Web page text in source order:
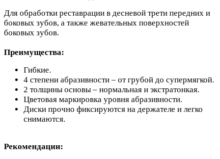
Для обработки реставрации в десневой трети передних и
боковых зубов, а также жевательных поверхностей
боковых зубов.
Преимущества:
Гибкие.
4 степени абразивности – от грубой до супермягкой.
2 толщины основы – нормальная и экстратонкая.
Цветовая маркировка уровня абразивности.
Диски прочно фиксируются на держателе и легко
снимаются.
Рекомендации: